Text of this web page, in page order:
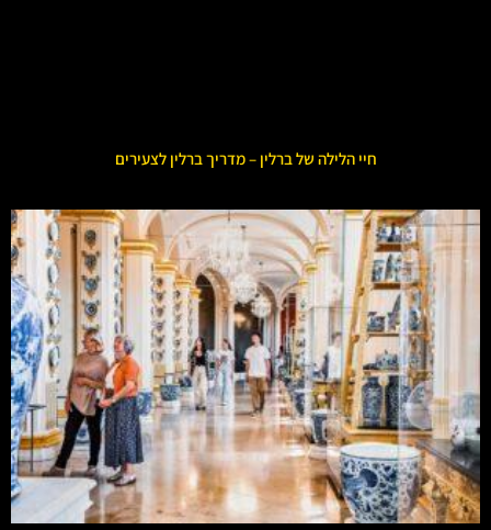
חיי הלילה של ברלין – מדריך ברלין לצעירים